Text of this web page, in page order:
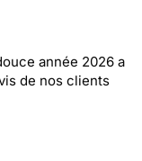
année 2026 a
de nos clients